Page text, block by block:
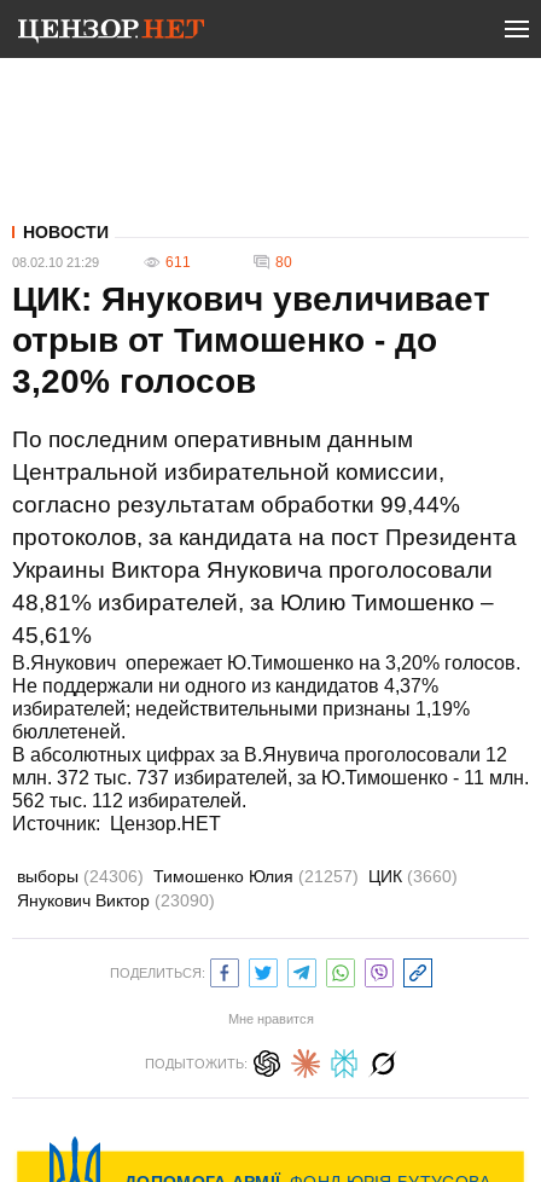
НОВОСТИ
08.02.10 21:29 611 80
ЦИК: Янукович увеличивает
отрыв от Тимошенко - до
3,20% голосов
По последним оперативным данным
Центральной избирательной комиссии,
согласно результатам обработки 99,44%
протоколов, за кандидата на пост Президента
Украины Виктора Януковича проголосовали
48,81% избирателей, за Юлию Тимошенко –
45,61%
В.Янукович опережает Ю.Тимошенко на 3,20% голосов.
Не поддержали ни одного из кандидатов 4,37%
избирателей; недействительными признаны 1,19%
бюллетеней.
В абсолютных цифрах за В.Янувича проголосовали 12
млн. 372 тыс. 737 избирателей, за Ю.Тимошенко - 11 млн.
562 тыс. 112 избирателей.
Источник: Цензор.НЕТ
выборы (24306) Тимошенко Юлия (21257) ЦИК (3660)
Янукович Виктор (23090)
ПОДЕЛИТЬСЯ:
Мне нравится
ПОДЫТОЖИТЬ: